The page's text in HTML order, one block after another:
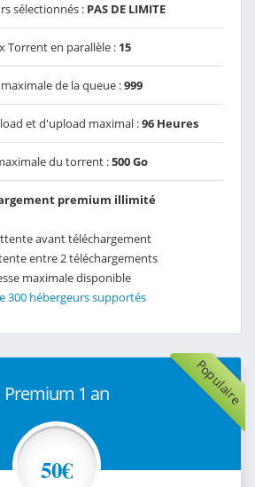
sélectionnés : PAS DE LIMITE
Torrent en parallèle : 15
de la queue :999
et d'upload maximal :96 Heures
du torrent :500 Go
premium illimité
avant téléchargement
entre 2 téléchargements
maximale disponible
300 hébergeurs supportés
Populaire
Premium 1 an
50€